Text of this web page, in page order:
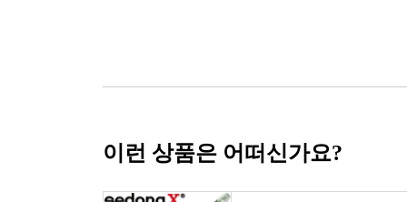
이런 상품은 어떠신가요?